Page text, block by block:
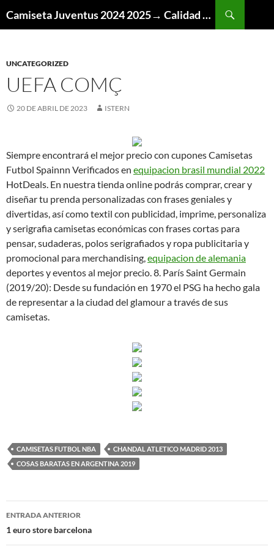
Camiseta Juventus 2024 2025→ Calidad Thai AAA
UNCATEGORIZED
UEFA COMÇ
20 DE ABRIL DE 2023 ISTERN
Siempre encontrará el mejor precio con cupones Camisetas
Futbol Spainnn Verificados en equipacion brasil mundial 2022
HotDeals. En nuestra tienda online podrás comprar, crear y
diseñar tu prenda personalizadas con frases geniales y
divertidas, así como textil con publicidad, imprime, personaliza
y serigrafia camisetas económicas con frases cortas para
pensar, sudaderas, polos serigrafiados y ropa publicitaria y
promocional para merchandising,equipacion de alemania
deportes y eventos al mejor precio. 8. París Saint Germain
(2019/20): Desde su fundación en 1970 el PSG ha hecho gala
de representar a la ciudad del glamour a través de sus
camisetas.
CAMISETAS FUTBOL NBA
CHANDAL ATLETICO MADRID 2013
COSAS BARATAS EN ARGENTINA 2019
Navegación
de
ENTRADA ANTERIOR
1 euro store barcelona